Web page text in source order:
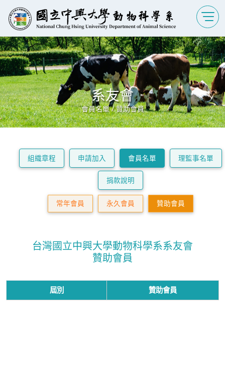
系友會
會員名單 / 贊助會員
組織章程 申請加入 會員名單 理監事名單
捐款說明
常年會員 永久會員 贊助會員
台灣國立中興大學動物科學系系友會
贊助會員
屆別 贊助會員